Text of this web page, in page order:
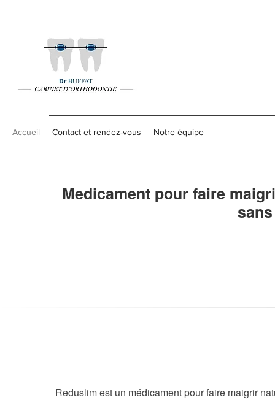
Accueil Contact et rendez-vous Notre équipe
Medicament pour faire
Reduslim est un médicament pour faire maigrir